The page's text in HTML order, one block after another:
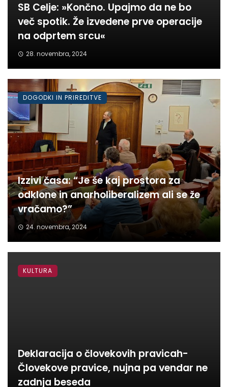
SB Celje: »Končno. Upajmo da ne bo
več spotik. Že izvedene prve operacije
na odprtem srcu«
28. novembra, 2024
Izzivi časa: “Je še kaj prostora za
odklone in anarholiberalizem ali se že
vračamo?”
24. novembra, 2024
DOGODKI IN PRIREDITVE
Deklaracija o človekovih pravicah-
Človekove pravice, nujna pa vendar ne
zadnja beseda
KULTURA